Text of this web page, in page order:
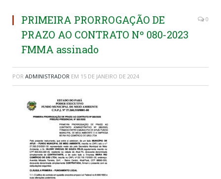
PRIMEIRA PRORROGAÇÃO DE
PRAZO AO CONTRATO Nº 080-2023
FMMA assinado
0
POR ADMINISTRADOR EM 15 DE JANEIRO DE 2024